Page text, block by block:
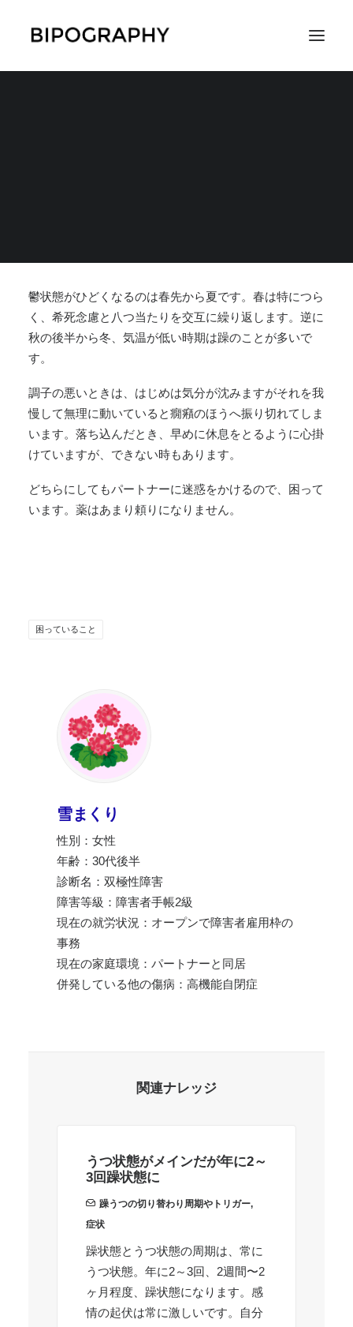
鬱状態がひどくなるのは春先から夏です。春は特につら
く、希死念慮と八つ当たりを交互に繰り返します。逆に
秋の後半から冬 、気温が低い時期は躁のことが多いで
す。
調子の悪いときは、はじめは気分が沈みますがそれを我
慢して無理に動いていると癇癪のほうへ振り切れてしま
います。落ち込んだとき、早めに休息をとるように心掛
けていますが、できない時もあります。
どちらにしてもパートナーに迷惑をかけるので、困って
います。薬はあまり頼りになりません。
困っていること
雪まくり
性別：女性
年齢：30代後半
診断名：双極性障害
障害等級：障害者手帳2級
現在の就労状況：オープンで障害者雇用枠の
事務
現在の家庭環境：パートナーと同居
併発している他の傷病：高機能自閉症
関連ナレッジ
うつ状態がメインだが年に2～
3回躁状態に
躁うつの切り替わり周期やトリガー,
症状
躁状態とうつ状態の周期は、常に
うつ状態。年に2～3回、2週間〜2
ヶ月程度、躁状態になります。感
情の起伏は常に激しいです。自分